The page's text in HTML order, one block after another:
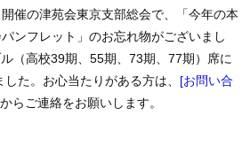
催の津苑会東京支部総会で、「今年の本
ンフレット」のお忘れ物がございまし
（高校39期、55期、73期、77期）席に
した。お心当たりがある方は、 [お問い合
からご連絡をお願いします。